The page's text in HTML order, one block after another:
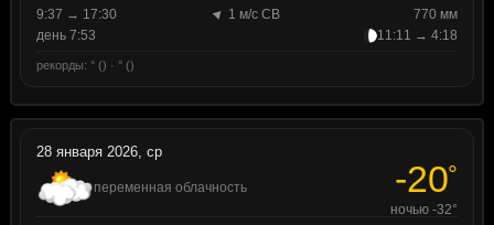
9:37 → 17:30
1 м/с СВ
770 мм
день 7:53
11:11 → 4:18
рекорды: ° () · ° ()
28 января 2026, ср
переменная облачность -20°
ночью -32°